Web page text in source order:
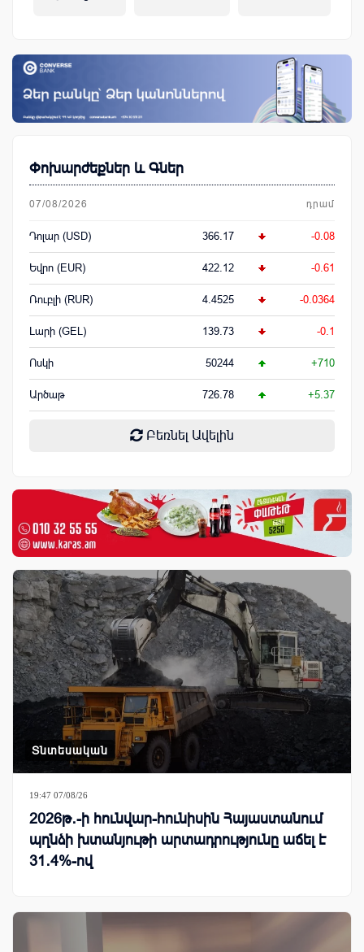
Փոխարժեքներ և Գներ
07/08/2026 դրամ
Դոլար (USD) 366.17 -0.08
Եվրո (EUR) 422.12 -0.61
Ռուբլի (RUR) 4.4525 -0.0364
Լարի (GEL) 139.73 -0.1
Ոսկի 50244 +710
Արծաթ 726.78 +5.37
Բեռնել Ավելին
Տնտեսական
19:47 07/08/26
2026թ․-ի հունվար-հունիսին Հայաստանում
պղնձի խտանյութի արտադրությունը աճել է
31․4%-ով